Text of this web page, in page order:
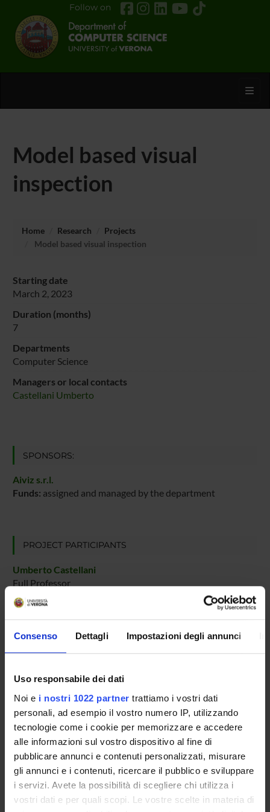
Consenso Dettagli Impostazioni degli annunci
Uso responsabile dei dati
Noi e i nostri 1022 partner trattiamo i vostri dati
personali, ad esempio il vostro numero IP, utilizzando
tecnologie come i cookie per memorizzare e accedere
alle informazioni sul vostro dispositivo al fine di
pubblicare annunci e contenuti personalizzati, misurare
gli annunci e i contenuti, ricercare il pubblico e sviluppare
i servizi. Avete la possibilità di scegliere chi utilizza i
vostri dati e per quali scopi. Le vostre scelte in materia di
Follow on
Model based visual
inspection
Home Research
Projects
Model based visual inspection
Starting date
March 2, 2023
Duration (months)
7
Departments
Computer Science
Managers or local contacts
Castellani Umberto
SPONSORS:
Aiviz s.r.l.
Funds: assigned and managed by the department
PROJECT PARTICIPANTS
Umberto Castellani
Full Professor
RESEARCH AREAS INVOLVED IN THE PROJECT
Intelligenza Artificiale
Computer graphics (DI)
ACTIVITIES
RESEARCH AREAS